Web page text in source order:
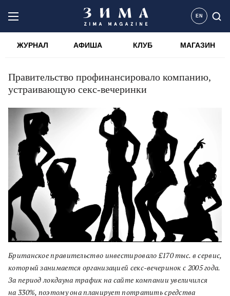
EN
ЖУРНАЛ АФИША КЛУБ МАГАЗИН
Правительство профинансировало компанию,
устраивающую секс-вечеринки
Британское правительство инвестировало £170 тыс. в сервис,
который занимается организацией секс-вечеринок с 2005 года.
За период локдауна трафик на сайте компании увеличился
на 330%, поэтому она планирует потратить средства